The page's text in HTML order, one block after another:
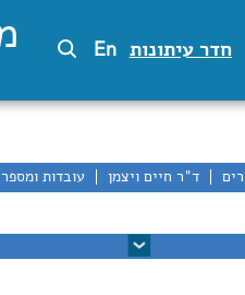
חדר עיתונות En
עובדות ד"ר חיים ויצמן